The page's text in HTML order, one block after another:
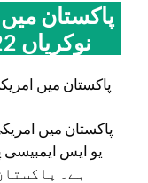
پاکستان
نوکریاں 2022 (اندرونی اور بیرونی)
پاکستان میں
پاکستان میں
ہے۔